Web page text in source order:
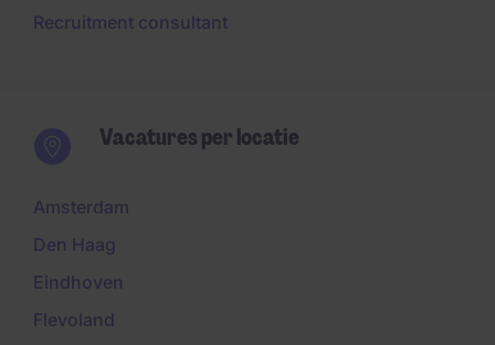
Recruitment consultant
Vacatures per locatie
Amsterdam
Den Haag
Eindhoven
Flevoland